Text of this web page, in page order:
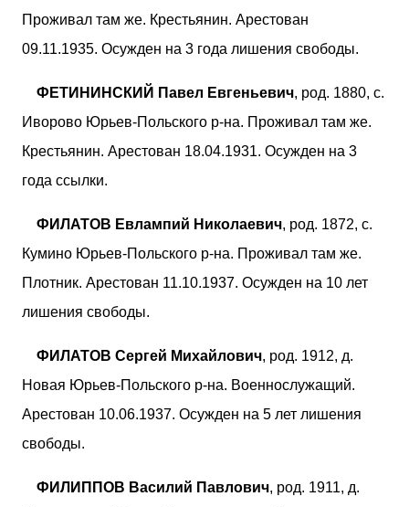
Проживал там же. Крестьянин. Арестован
09.11.1935. Осужден на 3 года лишения свободы.
ФЕТИНИНСКИЙ Павел Евгеньевич, род. 1880, с.
Иворово Юрьев-Польского р-на. Проживал там же.
Крестьянин. Арестован 18.04.1931. Осужден на 3
года ссылки.
ФИЛАТОВ Евлампий Николаевич, род. 1872, с.
Кумино Юрьев-Польского р-на. Проживал там же.
Плотник. Арестован 11.10.1937. Осужден на 10 лет
лишения свободы.
ФИЛАТОВ Сергей Михайлович, род. 1912, д.
Новая Юрьев-Польского р-на. Военнослужащий.
Арестован 10.06.1937. Осужден на 5 лет лишения
свободы.
ФИЛИППОВ Василий Павлович, род. 1911, д.